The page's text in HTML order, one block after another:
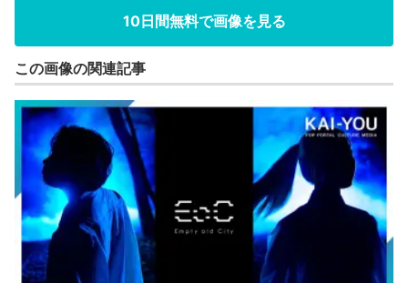
10日間無料で画像を見る
この画像の関連記事